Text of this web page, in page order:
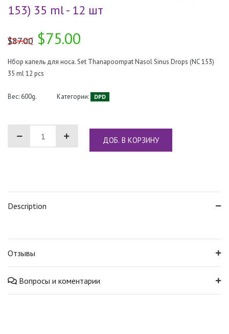
153) 35 ml - 12 шт
$87.00 $75.00
Нбор капель для носа. Set Thanapoompat Nasol Sinus Drops (NC 153)
35 ml 12 pcs
Вес: 600g. Категории: DPD
ДОБ. В КОРЗИНУ
Description
Отзывы
Вопросы и коментарии